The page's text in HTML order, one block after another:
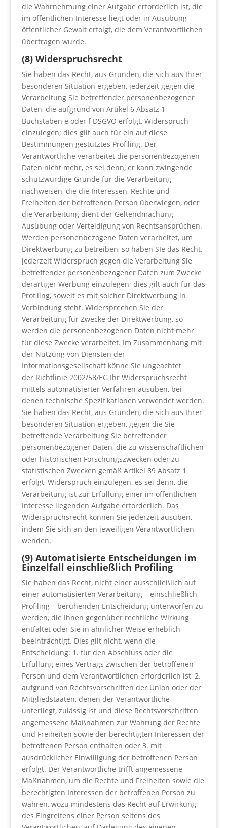
die Wahrnehmung einer Aufgabe erforderlich ist, die
im öffentlichen Interesse liegt oder in Ausübung
öffentlicher Gewalt erfolgt, die dem Verantwortlichen
übertragen wurde.
(8) Widerspruchsrecht
Sie haben das Recht, aus Gründen, die sich aus Ihrer
besonderen Situation ergeben, jederzeit gegen die
Verarbeitung Sie betreffender personenbezogener
Daten, die aufgrund von Artikel 6 Absatz 1
Buchstaben e oder f DSGVO erfolgt, Widerspruch
einzulegen; dies gilt auch für ein auf diese
Bestimmungen gestütztes Profiling. Der
Verantwortliche verarbeitet die personenbezogenen
Daten nicht mehr, es sei denn, er kann zwingende
schutzwürdige Gründe für die Verarbeitung
nachweisen, die die Interessen, Rechte und
Freiheiten der betroffenen Person überwiegen, oder
die Verarbeitung dient der Geltendmachung,
Ausübung oder Verteidigung von Rechtsansprüchen.
Werden personenbezogene Daten verarbeitet, um
Direktwerbung zu betreiben, so haben SIe das Recht,
jederzeit Widerspruch gegen die Verarbeitung Sie
betreffender personenbezogener Daten zum Zwecke
derartiger Werbung einzulegen; dies gilt auch für das
Profiling, soweit es mit solcher Direktwerbung in
Verbindung steht. Widersprechen Sie der
Verarbeitung für Zwecke der Direktwerbung, so
werden die personenbezogenen Daten nicht mehr
für diese Zwecke verarbeitet. Im Zusammenhang mit
der Nutzung von Diensten der
Informationsgesellschaft könne Sie ungeachtet
der Richtlinie 2002/58/EG Ihr Widerspruchsrecht
mittels automatisierter Verfahren ausüben, bei
denen technische Spezifikationen verwendet werden.
Sie haben das Recht, aus Gründen, die sich aus Ihrer
besonderen Situation ergeben, gegen die Sie
betreffende Verarbeitung Sie betreffender
personenbezogener Daten, die zu wissenschaftlichen
oder historischen Forschungszwecken oder zu
statistischen Zwecken gemäß Artikel 89 Absatz 1
erfolgt, Widerspruch einzulegen, es sei denn, die
Verarbeitung ist zur Erfüllung einer im öffentlichen
Interesse liegenden Aufgabe erforderlich. Das
Widerspruchsrecht können Sie jederzeit ausüben,
indem Sie sich an den jeweiligen Verantwortlichen
wenden.
(9) Automatisierte Entscheidungen im
Einzelfall einschließlich Profiling
Sie haben das Recht, nicht einer ausschließlich auf
einer automatisierten Verarbeitung – einschließlich
Profiling – beruhenden Entscheidung unterworfen zu
werden, die Ihnen gegenüber rechtliche Wirkung
entfaltet oder Sie in ähnlicher Weise erheblich
beeinträchtigt. Dies gilt nicht, wenn die
Entscheidung: 1. für den Abschluss oder die
Erfüllung eines Vertrags zwischen der betroffenen
Person und dem Verantwortlichen erforderlich ist, 2.
aufgrund von Rechtsvorschriften der Union oder der
Mitgliedstaaten, denen der Verantwortliche
unterliegt, zulässig ist und diese Rechtsvorschriften
angemessene Maßnahmen zur Wahrung der Rechte
und Freiheiten sowie der berechtigten Interessen der
betroffenen Person enthalten oder 3. mit
ausdrücklicher Einwilligung der betroffenen Person
erfolgt. Der Verantwortliche trifft angemessene
Maßnahmen, um die Rechte und Freiheiten sowie die
berechtigten Interessen der betroffenen Person zu
wahren, wozu mindestens das Recht auf Erwirkung
des Eingreifens einer Person seitens des